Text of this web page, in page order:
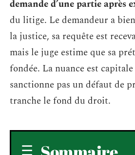
demande d’une partie après
du litige. Le demandeur a
la justice, sa requête est
mais le juge estime que sa
fondée. La nuance est
sanctionne pas un défaut de
tranche le fond du droit.